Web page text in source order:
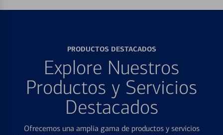
PRODUCTOS DESTACADOS
Explore Nuestros
Productos y Servicios
Destacados
Ofrecemos una amplia gama de productos y servicios